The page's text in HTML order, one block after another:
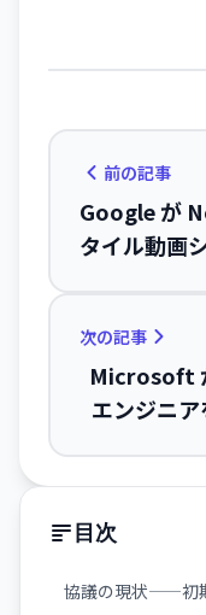
前の記事
Google が
タイル動画
次の記事
Microsoft
エンジニ
目次
協議の現状——初